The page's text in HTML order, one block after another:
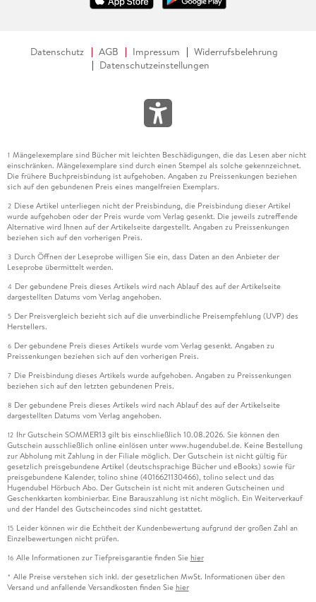
Datenschutz AGB Impressum
Widerrufsbelehrung
Datenschutzeinstellungen
1 Mängelexemplare sind Bücher mit leichten Beschädigungen, die das Lesen aber nicht
einschränken. Mängelexemplare sind durch einen Stempel als solche gekennzeichnet.
Die frühere Buchpreisbindung ist aufgehoben. Angaben zu Preissenkungen beziehen
sich auf den gebundenen Preis eines mangelfreien Exemplars.
2 Diese Artikel unterliegen nicht der Preisbindung, die Preisbindung dieser Artikel
wurde aufgehoben oder der Preis wurde vom Verlag gesenkt. Die jeweils zutreffende
Alternative wird Ihnen auf der Artikelseite dargestellt. Angaben zu Preissenkungen
beziehen sich auf den vorherigen Preis.
3 Durch Öffnen der Leseprobe willigen Sie ein, dass Daten an den Anbieter der
Leseprobe übermittelt werden.
4 Der gebundene Preis dieses Artikels wird nach Ablauf des auf der Artikelseite
dargestellten Datums vom Verlag angehoben.
5 Der Preisvergleich bezieht sich auf die unverbindliche Preisempfehlung (UVP) des
Herstellers.
6 Der gebundene Preis dieses Artikels wurde vom Verlag gesenkt. Angaben zu
Preissenkungen beziehen sich auf den vorherigen Preis.
7 Die Preisbindung dieses Artikels wurde aufgehoben. Angaben zu Preissenkungen
beziehen sich auf den letzten gebundenen Preis.
8 Der gebundene Preis dieses Artikels wird nach Ablauf des auf der Artikelseite
dargestellten Datums vom Verlag angehoben.
12 Ihr Gutschein SOMMER13 gilt bis einschließlich 10.08.2026. Sie können den
Gutschein ausschließlich online einlösen unter www.hugendubel.de. Keine Bestellung
zur Abholung mit Zahlung in der Filiale möglich. Der Gutschein ist nicht gültig für
gesetzlich preisgebundene Artikel (deutschsprachige Bücher und eBooks) sowie für
preisgebundene Kalender, tolino shine (4016621130466), tolino select und das
Hugendubel Hörbuch Abo. Der Gutschein ist nicht mit anderen Gutscheinen und
Geschenkkarten kombinierbar. Eine Barauszahlung ist nicht möglich. Ein Weiterverkauf
und der Handel des Gutscheincodes sind nicht gestattet.
15 Leider können wir die Echtheit der Kundenbewertung aufgrund der großen Zahl an
Einzelbewertungen nicht prüfen.
16 Alle Informationen zur Tiefpreisgarantie finden Sie hier
* Alle Preise verstehen sich inkl. der gesetzlichen MwSt. Informationen über den
Versand und anfallende Versandkosten finden Sie hier